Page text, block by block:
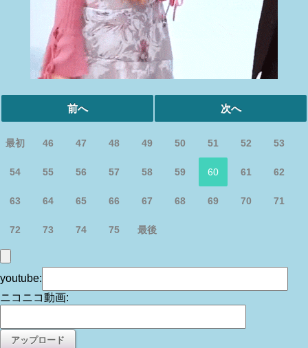
前へ 次へ
最初 46 47 48 49 50 51 52 53
54 55 56 57 58 59 60 61 62
63 64 65 66 67 68 69 70 71
72 73 74 75 最後
youtube:
ニコニコ動画: